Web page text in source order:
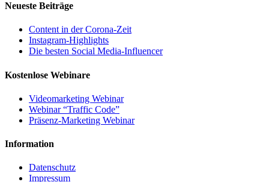
Neueste Beiträge
Content in der Corona-Zeit
Instagram-Highlights
Die besten Social Media-Influencer
Kostenlose Webinare
Videomarketing Webinar
Webinar “Traffic Code”
Präsenz-Marketing Webinar
Information
Datenschutz
Impressum